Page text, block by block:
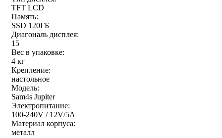
TFT LCD
Память:
SSD 120ГБ
Диагональ дисплея:
15
Вес в упаковке:
4 кг
Крепление:
настольное
Модель:
Sam4s Jupiter
Электропитание:
100-240V / 12V/5A
Материал корпуса:
металл